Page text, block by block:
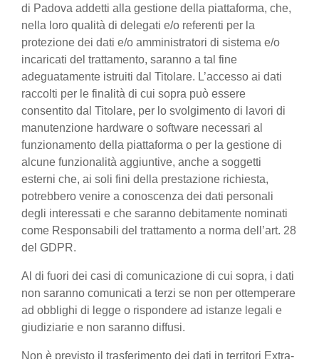
di Padova addetti alla gestione della piattaforma, che,
nella loro qualità di delegati e/o referenti per la
protezione dei dati e/o amministratori di sistema e/o
incaricati del trattamento, saranno a tal fine
adeguatamente istruiti dal Titolare. L’accesso ai dati
raccolti per le finalità di cui sopra può essere
consentito dal Titolare, per lo svolgimento di lavori di
manutenzione hardware o software necessari al
funzionamento della piattaforma o per la gestione di
alcune funzionalità aggiuntive, anche a soggetti
esterni che, ai soli fini della prestazione richiesta,
potrebbero venire a conoscenza dei dati personali
degli interessati e che saranno debitamente nominati
come Responsabili del trattamento a norma dell’art. 28
del GDPR.
Al di fuori dei casi di comunicazione di cui sopra, i dati
non saranno comunicati a terzi se non per ottemperare
ad obblighi di legge o rispondere ad istanze legali e
giudiziarie e non saranno diffusi.
Non è previsto il trasferimento dei dati in territori Extra-